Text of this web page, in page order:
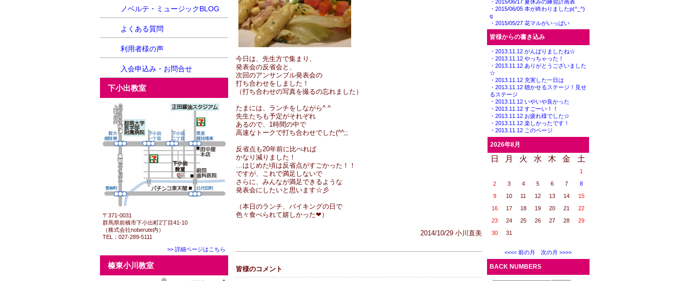
ノベルテ・ミュージックBLOG
よくある質問
利用者様の声
入会申込み・お問合せ
下小出教室
〒371-0031
群馬県前橋市下小出町2丁目41-10
（株式会社noberute内）
TEL：027-289-5111
>> 詳細ページはこちら
榛東小川教室
今日は、先生方で集まり、
発表会の反省会と、
次回のアンサンブル発表会の
打ち合わせをしました！
（打ち合わせの写真を撮るの忘れました）
たまには、ランチをしながら^ ^
先生たちも予定がそれぞれ
あるので、1時間の中で
高速なトークで打ち合わせでした(^^;;
反省点も20年前に比べれば
かなり減りました！
…はじめた頃は反省点がすごかった！！
ですが、これで満足しないで
さらに、みんなが満足できるような
発表会にしたいと思います☆彡
（本日のランチ、バイキングの日で
色々食べられて嬉しかった❤︎）
2014/10/29 小川直美
皆様のコメント
・2015/06/17 夏休みの練習計画表
・2015/06/05 本が終わりましたp(^_^)
q
・2015/05/27 花マルがいっぱい
皆様からの書き込み
・2013.11.12 がんばりましたね☆
・2013.11.12 やっちゃった！
・2013.11.12 ありがとうございました
☆
・2013.11.12 充実した一日は
・2013.11.12 聴かせるステージ！見せ
るステージ
・2013.11.12 いやいや良かった
・2013.11.12 すごーい！！
・2013.11.12 お疲れ様でした☆
・2013.11.12 楽しかったです！
・2013.11.12 このページ
2026年8月
日 月 火 水 木 金 土
1
2
3 4 5 6 7
8
9
10 11 12 13 14
15
16
17 18 19 20 21
22
23
24 25 26 27 28
29
30
31
<<<< 前の月 次の月 >>>>
BACK NUMBERS